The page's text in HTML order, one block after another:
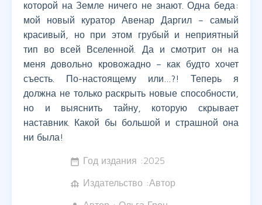
которой на Земле ничего не знают. Одна беда:
мой новый куратор Авенар Даргил – самый
красивый, но при этом грубый и неприятный
тип во всей Вселенной. Да и смотрит он на
меня довольно кровожадно – как будто хочет
съесть. По-настоящему или…?! Теперь я
должна не только раскрыть новые способности,
но и выяснить тайну, которую скрывает
наставник. Какой бы большой и страшной она
ни была!
date_range Год издания :2025
foundation Издательство :Автор